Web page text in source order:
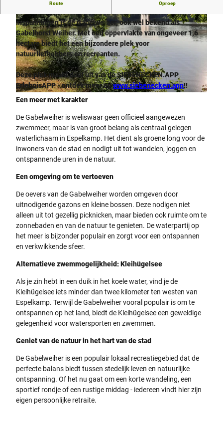
© Die westfälischen Sieben |CC-BY-SA
© Die westfälischen Sieben | CC-BY-SA
Route Oproep
inspanningen is de Gabelweiher, ook wel bekend als
Gabelhorst Weiher. Met een oppervlakte van ongeveer 1,6
hectare biedt het een bijzondere plek voor
natuurliefhebbers en recreanten.
Deze plek maakt deel uit van de SIEBENECKEN.APP
ErlebnisAPP - ontdek meer opwww.siebenecken.app!!
Een meer met karakter
De Gabelweiher is weliswaar geen officieel aangewezen
zwemmeer, maar is van groot belang als centraal gelegen
waterlichaam in Espelkamp. Het dient als groene long voor de
inwoners van de stad en nodigt uit tot wandelen, joggen en
ontspannende uren in de natuur.
Een omgeving om te vertoeven
De oevers van de Gabelweiher worden omgeven door
uitnodigende gazons en kleine bossen. Deze nodigen niet
alleen uit tot gezellig picknicken, maar bieden ook ruimte om te
zonnebaden en van de natuur te genieten. De waterpartij op
het meer is bijzonder populair en zorgt voor een ontspannen
en verkwikkende sfeer.
Alternatieve zwemmogelijkheid: Kleihügelsee
Als je zin hebt in een duik in het koele water, vind je de
Kleihügelsee iets minder dan twee kilometer ten westen van
Espelkamp. Terwijl de Gabelweiher vooral populair is om te
ontspannen op het land, biedt de Kleihügelsee een geweldige
gelegenheid voor watersporten en zwemmen.
Geniet van de natuur in het hart van de stad
De Gabelweiher is een populair lokaal recreatiegebied dat de
perfecte balans biedt tussen stedelijk leven en natuurlijke
ontspanning. Of het nu gaat om een korte wandeling, een
sportief rondje of een rustige middag - iedereen vindt hier zijn
eigen persoonlijke retraite.